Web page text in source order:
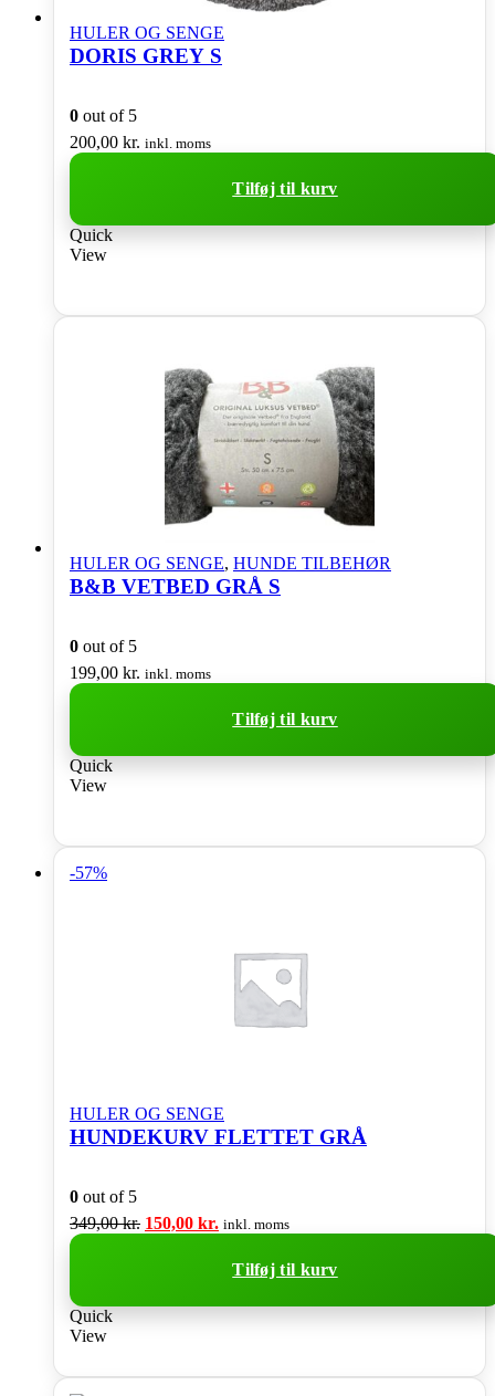
HULER OG SENGE
DORIS GREY S
0 out of 5
200,00 kr. inkl. moms
Tilføj til kurv
Quick
View
HULER OG SENGE, HUNDE TILBEHØR
B&B VETBED GRÅ S
0 out of 5
199,00 kr. inkl. moms
Tilføj til kurv
Quick
View
-57%
HULER OG SENGE
HUNDEKURV FLETTET GRÅ
0 out of 5
349,00kr. Den
150,00 kr. Den
pris
er:
inkl. moms
Tilføj til kurv
Quick
View